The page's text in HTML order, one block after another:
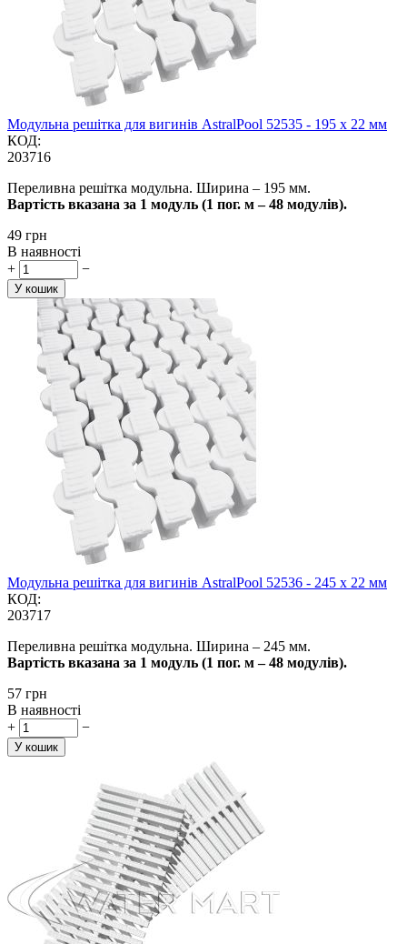
Модульна решітка для вигинів AstralPool 52535 - 195 x 22 мм
КОД:
203716
Переливна решітка модульна. Ширина – 195 мм.
Вартість вказана за 1 модуль (1 пог. м – 48 модулів).
‍49‍ грн
В наявності
+
−
У кошик
Модульна решітка для вигинів AstralPool 52536 - 245 x 22 мм
КОД:
203717
Переливна решітка модульна. Ширина – 245 мм.
Вартість вказана за 1 модуль (1 пог. м – 48 модулів).
‍57‍ грн
В наявності
+
−
У кошик